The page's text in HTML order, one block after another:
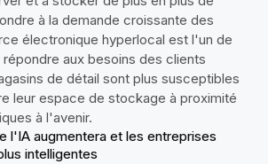
à la demande croissante des
électronique hyperlocal est l'un de
aux besoins des clients
de détail sont plus susceptibles
leur espace de stockage à proximité
à l'avenir.
l'IA augmentera et les entreprises
intelligentes